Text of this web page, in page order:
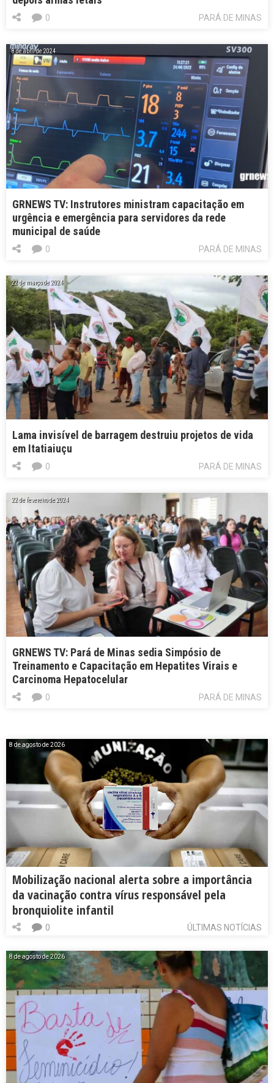
PARÁ DE MINAS
0
8 de abril de 2024
GRNEWS TV: Instrutores ministram capacitação em
urgência e emergência para servidores da rede
municipal de saúde
PARÁ DE MINAS
0
22 de março de 2024
Lama invisível de barragem destruiu projetos de vida
em Itatiaiuçu
PARÁ DE MINAS
0
22 de fevereiro de 2024
GRNEWS TV: Pará de Minas sedia Simpósio de
Treinamento e Capacitação em Hepatites Virais e
Carcinoma Hepatocelular
PARÁ DE MINAS
0
8 de agosto de 2026
Mobilização nacional alerta sobre a importância
da vacinação contra vírus responsável pela
bronquiolite infantil
ÚLTIMAS NOTÍCIAS
0
8 de agosto de 2026